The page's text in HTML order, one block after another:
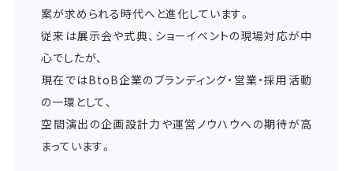
案が求められる時代へと進化しています。
従来は展示会や式典、ショーイベントの現場対応が中
心でしたが、
現在ではBtoB企業のブランディング・営業・採用活動
の一環として、
空間演出の企画設計力や運営ノウハウへの期待が高
まっています。